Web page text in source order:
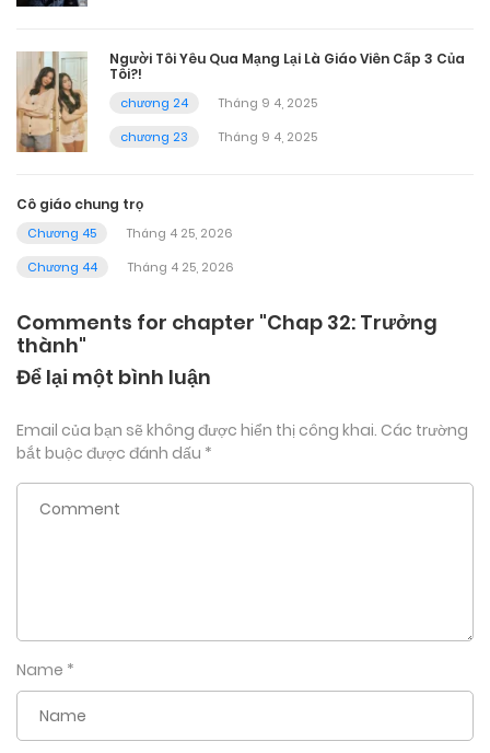
Người Tôi Yêu Qua Mạng Lại Là Giáo Viên Cấp 3 Của
Tôi?!
chương 24
Tháng 9 4, 2025
chương 23
Tháng 9 4, 2025
Cô giáo chung trọ
Chương 45
Tháng 4 25, 2026
Chương 44
Tháng 4 25, 2026
Comments for chapter "Chap 32: Trưởng
thành"
Để lại một bình luận
Email của bạn sẽ không được hiển thị công khai. Các trường
bắt buộc được đánh dấu *
Name *